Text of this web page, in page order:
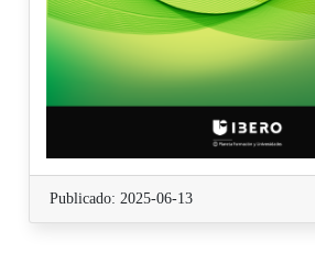
Publicado: 2025-06-13